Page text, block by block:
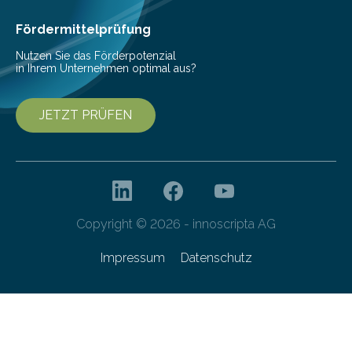
Ansatz für Smartphones und Supercomputer
gleichermaßen geeignet…
Fördermittelprüfung
Nutzen Sie das Förderpotenzial
in Ihrem Unternehmen optimal aus?
JETZT PRÜFEN
Copyright © 2026 - innoscripta AG
Impressum Datenschutz